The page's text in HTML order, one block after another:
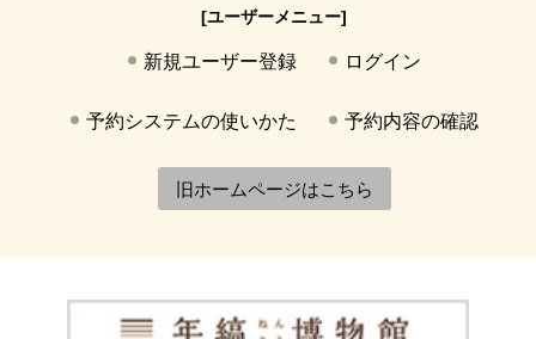
[ユーザーメニュー]
新規ユーザー登録 ログイン
予約システムの使いかた 予約内容の確認
旧ホームページはこちら